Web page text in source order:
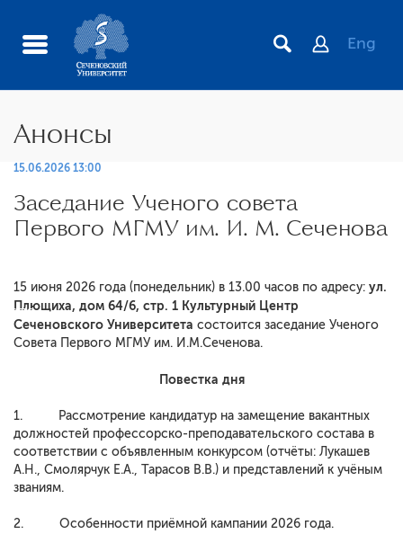
Eng
Анонсы
15.06.2026 13:00
Заседание Ученого совета
Первого МГМУ им. И. М. Сеченова
15 июня 2026 года (понедельник) в 13.00 часов по адресу: ул.
Плющиха, дом 64/6, стр. 1 Культурный Центр
Сеченовского Университета состоится заседание Ученого
Совета Первого МГМУ им. И.М.Сеченова.
Повестка дня
1. Рассмотрение кандидатур на замещение вакантных
должностей профессорско-преподавательского состава в
соответствии с объявленным конкурсом (отчёты: Лукашев
А.Н., Смолярчук Е.А., Тарасов В.В.) и представлений к учёным
званиям.
2. Особенности приёмной кампании 2026 года.